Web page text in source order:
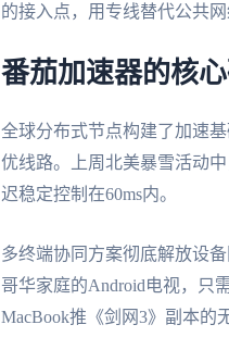
的接入点，用专线替代公共网
番茄加速器的核
全球分布式节点构建了加速
优线路。上周北美暴雪活动
迟稳定控制在60ms内。
多终端协同方案彻底解放设
哥华家庭的Android电视，只
MacBook推《剑网3》副本的